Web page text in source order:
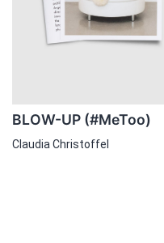
BLOW-UP (#MeToo)
Claudia Christoffel